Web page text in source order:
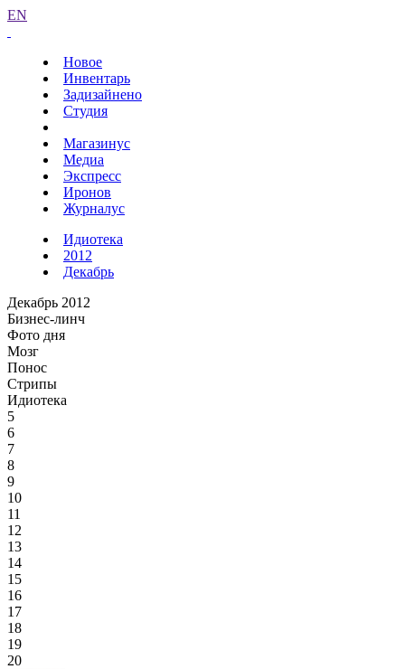
EN
Новое
Инвентарь
Задизайнено
Студия
Магазинус
Медиа
Экспресс
Иронов
Журналус
Идиотека
2012
Декабрь
Декабрь 2012
Бизнес-линч
Фото дня
Мозг
Понос
Стрипы
Идиотека
5
6
7
8
9
10
11
12
13
14
15
16
17
18
19
20